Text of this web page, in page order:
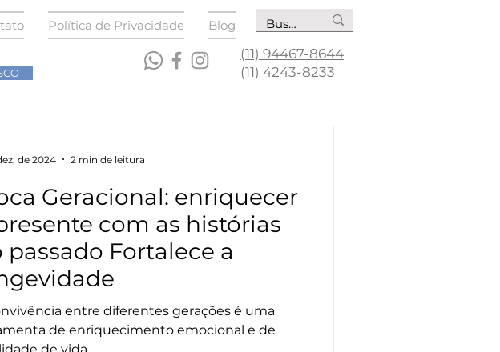
Política de Privacidade Blog
(11) 94467-8644
(11) 4243-8233
Geracional: enriquecer
com as histórias
passado Fortalece a
entre diferentes gerações é uma
de enriquecimento emocional e de
de 2024 2 min de leitura